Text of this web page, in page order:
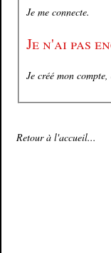
Je me connecte.
Je n'ai pas
Je créé mon
Retour à l'accueil...